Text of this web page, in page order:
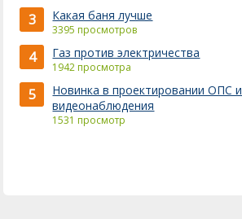
3 Какая баня лучше
3395 просмотров
4 Газ против электричества
1942 просмотра
5
Новинка в проектировании ОПС и
видеонаблюдения
1531 просмотр